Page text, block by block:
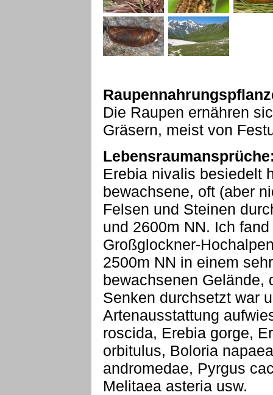
Die Raupen ernähren
Gräsern, meist von
Erebia nivalis besiedelt
bewachsene, oft (aber
Felsen und Steinen
und 2600m NN. Ich
Großglockner-
2500m NN in einem
bewachsenen Gelände,
Senken durchsetzt war
Artenausstattung
roscida, Erebia gorge,
orbitulus, Boloria
andromedae, Pyrgus
Melitaea asteria usw.